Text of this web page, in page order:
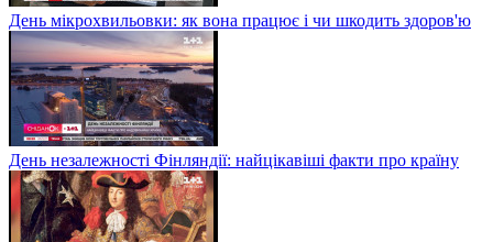
День мікрохвильовки: як вона працює і чи шкодить здоров'ю
День незалежності Фінляндії: найцікавіші факти про країну